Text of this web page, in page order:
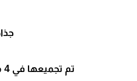
تم تجميعها في 4 ملفات لكي تسهل عملية التحميل. الوحدة الأولى (مأخودة من دليل الأستاذ مع حذف رقم الصفحة)